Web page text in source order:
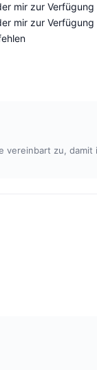
mir zur
mir zur
vereinbart zu, damit